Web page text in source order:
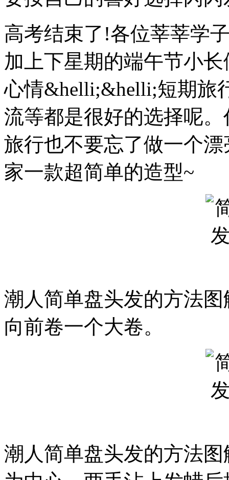
高考结束了!各位莘莘学
加上下星期的端午节小
心情&helli;&helli;短期旅
流等都是很好的选择呢
旅行也不要忘了做一个漂
家一款超简单的造型~
潮人简单盘头发的方法
向前卷一个大卷。
潮人简单盘头发的方法